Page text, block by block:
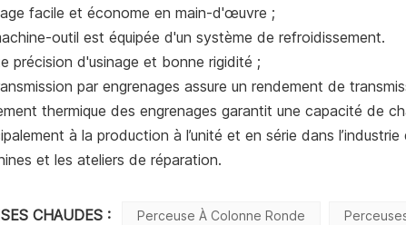
facile et économe en main-d'œuvre ;
outil est équipée d'un système de refroidissement.
précision d'usinage et bonne rigidité ;
par engrenages assure un rendement de
thermique des engrenages garantit une capacité de
à la production à l’unité et en série dans
et les ateliers de réparation.
CHAUDES : Perceuse À Colonne Ronde